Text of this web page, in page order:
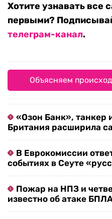
Хотите узнавать все
первыми?
телеграм-канал.
Объясняем
«Озон Банк», танкер
Британия расширила
В Еврокомиссии
событиях в Сеуте
Пожар на НПЗ и
известно об атаке